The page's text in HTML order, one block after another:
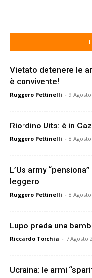
Vietato detenere le
è convivente!
Ruggero Pettinelli - 9 Agosto
Riordino Uits: è in
Ruggero Pettinelli - 8 Agosto
L’Us army
leggero
Ruggero Pettinelli - 8 Agosto
Lupo preda una
Riccardo Torchia - 7 Agosto
Ucraina: le armi